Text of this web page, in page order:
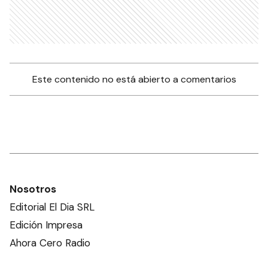
Este contenido no está abierto a comentarios
Nosotros
Editorial El Dia SRL
Edición Impresa
Ahora Cero Radio